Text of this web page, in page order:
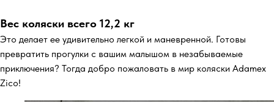
Вес коляски всего 12,2 кг
Это делает ее удивительно легкой и маневренной. Готовы
превратить прогулки с вашим малышом в незабываемые
приключения? Тогда добро пожаловать в мир коляски Adamex
Zico!